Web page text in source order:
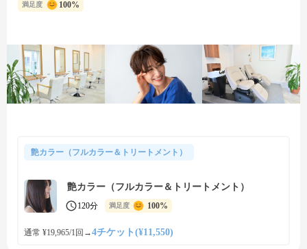
満足度 100%
艶カラー（フルカラー＆トリートメント）
艶カラー（フルカラー＆トリートメント）
120分 満足度 100%
通常 ¥19,965/1回 →4チケット(¥11,550)